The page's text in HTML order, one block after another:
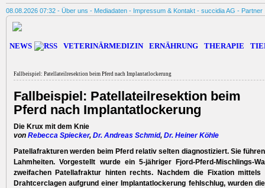
08.08.2026 07:32 - Über uns - Mediadaten - Impressum & Kontakt - succidia AG - Partner
NEWS VETERINÄRMEDIZIN ERNÄHRUNG THERAPIE
Fallbeispiel: Patellateilresektion beim Pferd nach Implantatlockerung
Fallbeispiel: Patellateilresektion beim
Pferd nach Implantatlockerung
Die Krux mit dem Knie
von Rebecca Spiecker, Dr. Andreas Schmid, Dr. Heiner Köhle
Patellafrakturen werden beim Pferd relativ selten diagnostiziert. Sie
Lahmheiten. Vorgestellt wurde ein 5-jähriger Fjord-Pferd-Mischlings-
zweifachen Patellafraktur hinten rechts. Nachdem die Fixation mittels
Drahtcerclagen aufgrund einer Implantatlockerung fehlschlug, wurden